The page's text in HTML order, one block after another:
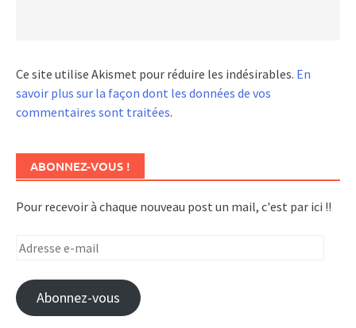
Ce site utilise Akismet pour réduire les indésirables. En
savoir plus sur la façon dont les données de vos
commentaires sont traitées.
ABONNEZ-VOUS !
Pour recevoir à chaque nouveau post un mail, c'est par ici !!
Adresse
mail
Abonnez-vous